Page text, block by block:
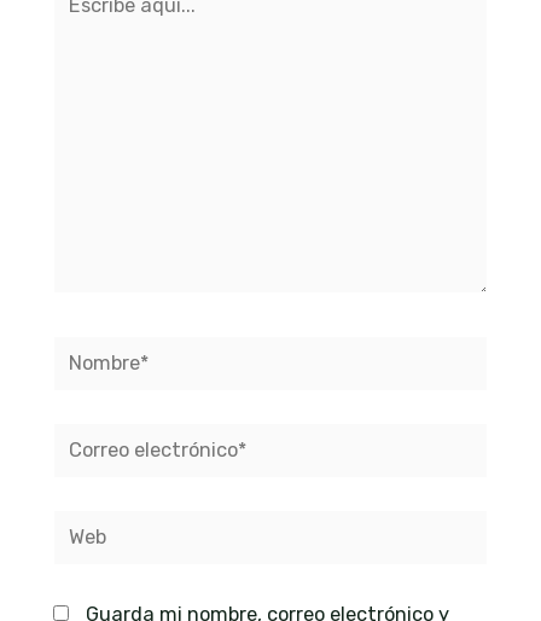
Nombre*
Correo
Web
Guarda mi nombre, correo electrónico y